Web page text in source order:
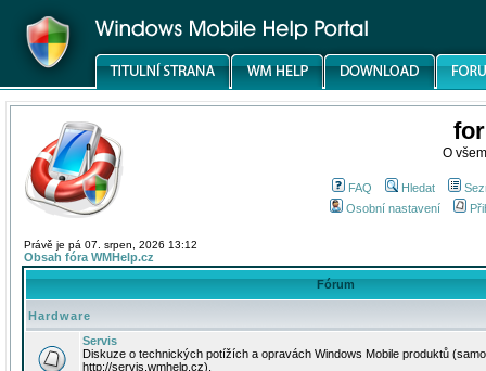
O
FAQ Hledat
Osobní nastavení
Právě je pá 07. srpen, 2026 13:12
Obsah fóra WMHelp.cz
Fórum
Hardware
Servis
Diskuze o technických potížích a opravách Windows Mobile produktů
http://servis.wmhelp.cz).